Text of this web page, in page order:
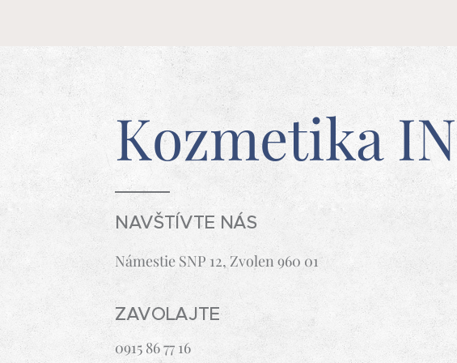
Kozmetika IN
NAVŠTÍVTE NÁS
Námestie SNP 12, Zvolen 960 01
ZAVOLAJTE
0915 86 77 16